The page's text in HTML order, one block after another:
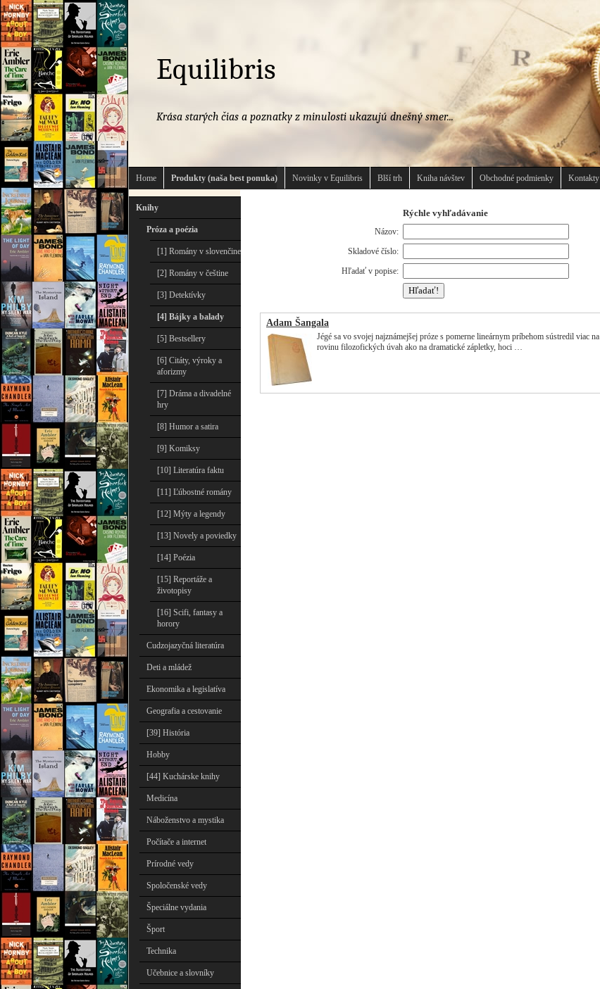
Equilibris
Krása starých čias a poznatky z minulosti ukazujú dnešný smer...
Home Produkty (naša best ponuka) Novinky v Equilibris Blší trh Kniha návštev Obchodné podmienky Kontakty
Knihy
Próza a poézia
[1] Romány v slovenčine
[2] Romány v češtine
[3] Detektívky
[4] Bájky a balady
[5] Bestsellery
[6] Citáty, výroky a
aforizmy
[7] Dráma a divadelné
hry
[8] Humor a satira
[9] Komiksy
[10] Literatúra faktu
[11] Ľúbostné romány
[12] Mýty a legendy
[13] Novely a poviedky
[14] Poézia
[15] Reportáže a
životopisy
[16] Scifi, fantasy a
horory
Cudzojazyčná literatúra
Deti a mládež
Ekonomika a legislatíva
Geografia a cestovanie
[39] História
Hobby
[44] Kuchárske knihy
Medicína
Náboženstvo a mystika
Počítače a internet
Prírodné vedy
Spoločenské vedy
Špeciálne vydania
Šport
Technika
Učebnice a slovníky
Rýchle vyhľadávanie
Názov:
Skladové číslo:
Hľadať v popise:
Adam Šangala
Jégé sa vo svojej najznámejšej próze s pomerne lineárnym príbehom sústredil viac na
rovinu filozofických úvah ako na dramatické zápletky, hoci …